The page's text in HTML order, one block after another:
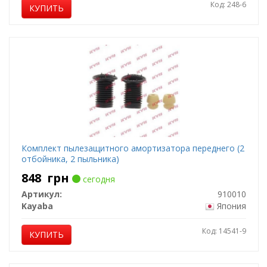
КУПИТЬ Код: 248-6
Комплект пылезащитного амортизатора переднего (2
отбойника, 2 пыльника)
848 грн
сегодня
Артикул:
910010
Kayaba
Япония
КУПИТЬ Код: 14541-9